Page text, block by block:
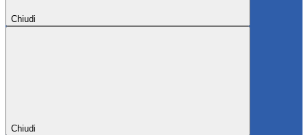
Chiudi
Chiudi